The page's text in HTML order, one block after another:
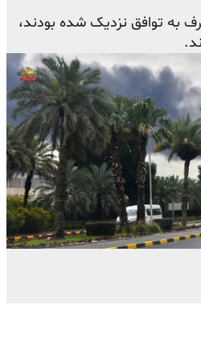
به توافق نزدیک شده بودند،